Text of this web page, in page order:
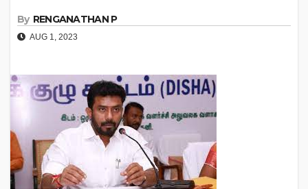
By RENGANATHAN P
AUG 1, 2023